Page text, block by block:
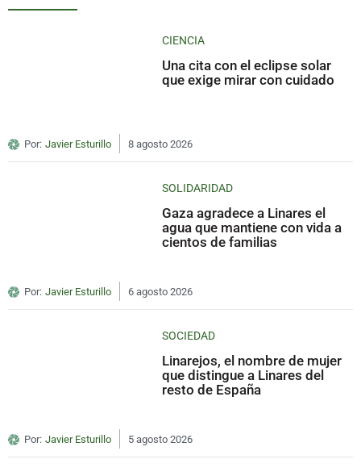
CIENCIA
Una cita con el eclipse solar
que exige mirar con cuidado
Por: Javier Esturillo 8 agosto 2026
SOLIDARIDAD
Gaza agradece a Linares el
agua que mantiene con vida a
cientos de familias
Por: Javier Esturillo 6 agosto 2026
SOCIEDAD
Linarejos, el nombre de mujer
que distingue a Linares del
resto de España
Por: Javier Esturillo 5 agosto 2026